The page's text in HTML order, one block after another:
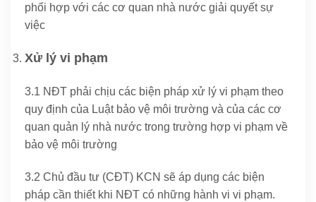
phối hợp với các cơ quan nhà nước giải quyết sự
việc
Xử lý vi phạm
3.1 NĐT phải chịu các biện pháp xử lý vi phạm theo
quy định của Luật bảo vệ môi trường và của các cơ
quan quản lý nhà nước trong trường hợp vi phạm về
bảo vệ môi trường
3.2 Chủ đầu tư (CĐT) KCN sẽ áp dụng các biện
pháp cần thiết khi NĐT có những hành vi vi phạm.